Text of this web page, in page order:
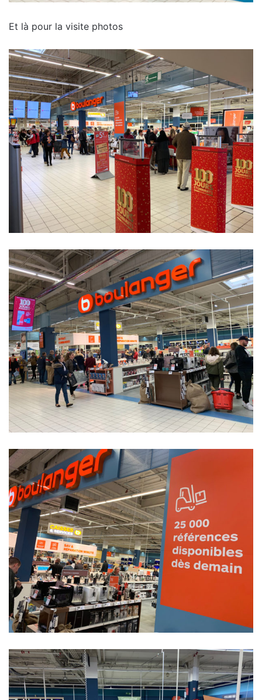
Et là pour la visite photos